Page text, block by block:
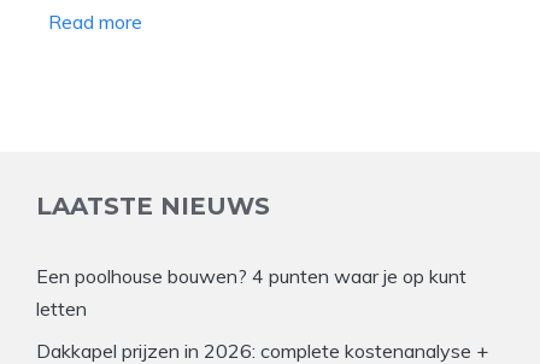
Read more
LAATSTE NIEUWS
Een poolhouse bouwen? 4 punten waar je op kunt
letten
Dakkapel prijzen in 2026: complete kostenanalyse +